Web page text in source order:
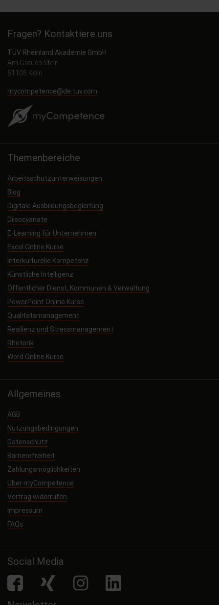
Fragen? Kontaktiere uns
TÜV Rheinland Akademie GmbH
Am Grauen Stein
51105 Köln
mycompetence@de.tuv.com
Themenbereiche
Arbeitsschutzunterweisungen
Blog
Digitale Ausbildungsbegleitung
Diisocyanate
E-Learning für Unternehmen
Excel Online Kurse
Interkulturelle Kompetenz
Künstliche Intelligenz
Öffentlicher Dienst, Kommunen & Verwaltung
PowerPoint Online Kurse
Qualitätsmanagement
Resilienz und Stressmanagement
Rhetorik
Word Online Kurse
Allgemeines
AGB
Nutzungsbedingungen
Datenschutz
Barrierefreiheit
Zahlungsmöglichkeiten
Über myCompetence
Vertrag widerrufen
Impressum
FAQs
Social Media
facebook Xing Instagram LinkedIn